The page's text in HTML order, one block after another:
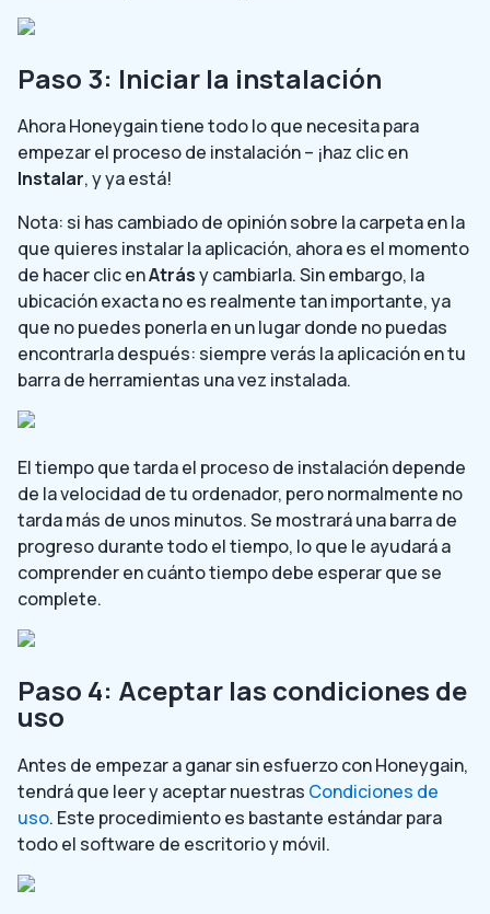
Paso 3: Iniciar la instalación
Ahora Honeygain tiene todo lo que necesita para
empezar el proceso de instalación – ¡haz clic en
Instalar, y ya está!
Nota: si has cambiado de opinión sobre la carpeta en la
que quieres instalar la aplicación, ahora es el momento
de hacer clic enAtrásy cambiarla. Sin embargo, la
ubicación exacta no es realmente tan importante, ya
que no puedes ponerla en un lugar donde no puedas
encontrarla después: siempre verás la aplicación en tu
barra de herramientas una vez instalada.
El tiempo que tarda el proceso de instalación depende
de la velocidad de tu ordenador, pero normalmente no
tarda más de unos minutos. Se mostrará una barra de
progreso durante todo el tiempo, lo que le ayudará a
comprender en cuánto tiempo debe esperar que se
complete.
Paso 4: Aceptar las condiciones de
uso
Antes de empezar a ganar sin esfuerzo con Honeygain,
tendrá que leer y aceptar nuestras Condiciones de
uso. Este procedimiento es bastante estándar para
todo el software de escritorio y móvil.